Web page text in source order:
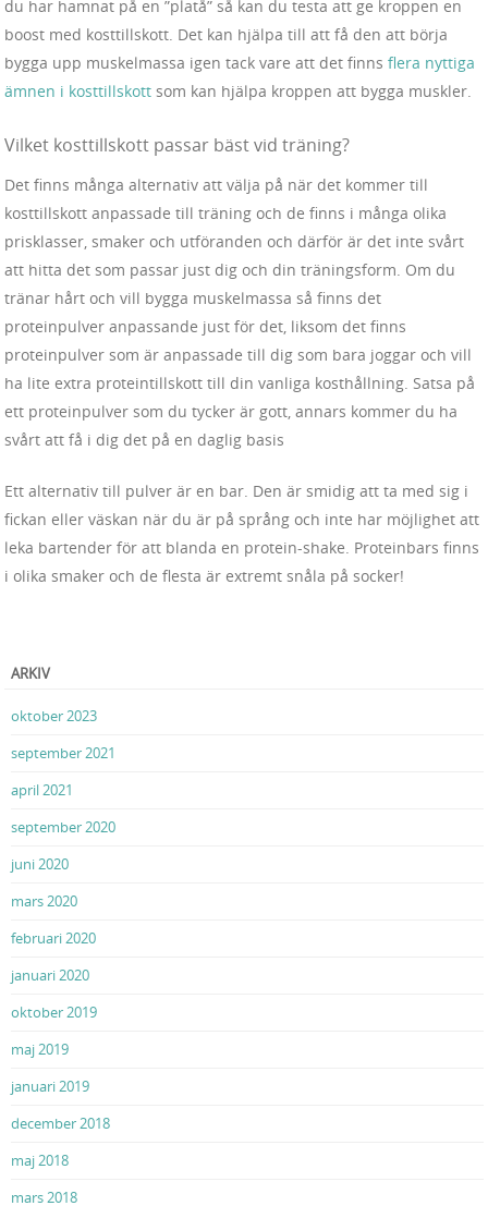
du har hamnat på en ”platå” så kan du testa att ge kroppen en
boost med kosttillskott. Det kan hjälpa till att få den att börja
bygga upp muskelmassa igen tack vare att det finns flera nyttiga
ämnen i kosttillskott som kan hjälpa kroppen att bygga muskler.
Vilket kosttillskott passar bäst vid träning?
Det finns många alternativ att välja på när det kommer till
kosttillskott anpassade till träning och de finns i många olika
prisklasser, smaker och utföranden och därför är det inte svårt
att hitta det som passar just dig och din träningsform. Om du
tränar hårt och vill bygga muskelmassa så finns det
proteinpulver anpassande just för det, liksom det finns
proteinpulver som är anpassade till dig som bara joggar och vill
ha lite extra proteintillskott till din vanliga kosthållning. Satsa på
ett proteinpulver som du tycker är gott, annars kommer du ha
svårt att få i dig det på en daglig basis
Ett alternativ till pulver är en bar. Den är smidig att ta med sig i
fickan eller väskan när du är på språng och inte har möjlighet att
leka bartender för att blanda en protein-shake. Proteinbars finns
i olika smaker och de flesta är extremt snåla på socker!
ARKIV
oktober 2023
september 2021
april 2021
september 2020
juni 2020
mars 2020
februari 2020
januari 2020
oktober 2019
maj 2019
januari 2019
december 2018
maj 2018
mars 2018